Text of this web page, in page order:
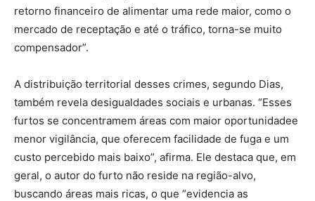
retorno financeiro de alimentar uma rede maior, como o
mercado de receptação e até o tráfico, torna-se muito
compensador”.
A distribuição territorial desses crimes, segundo Dias,
também revela desigualdades sociais e urbanas. “Esses
furtos se concentramem áreas com maior oportunidadee
menor vigilância, que oferecem facilidade de fuga e um
custo percebido mais baixo”, afirma. Ele destaca que, em
geral, o autor do furto não reside na região-alvo,
buscando áreas mais ricas, o que “evidencia as